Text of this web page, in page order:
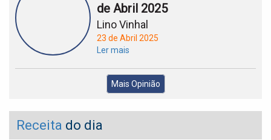
de Abril 2025
Lino Vinhal
23 de Abril 2025
Ler mais
Mais Opinião
Receita do dia